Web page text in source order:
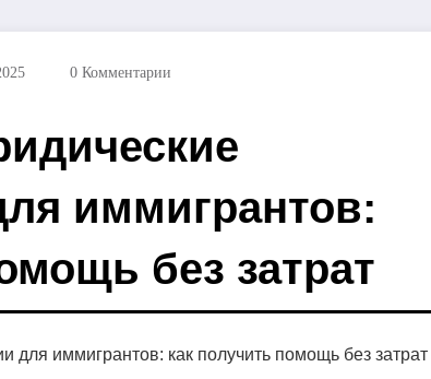
0 Комментарии
иммигрантов:
без затрат